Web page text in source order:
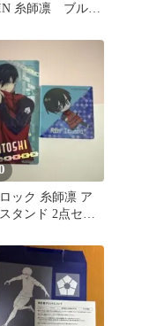
糸師凛 ブルー
ック 糸師凛 ア
タンド 2点セッ